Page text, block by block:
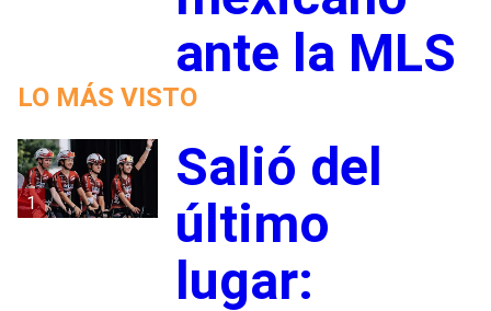
ante la MLS
LO MÁS VISTO
1
Salió del
último
lugar: